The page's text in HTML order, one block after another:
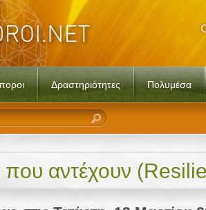
Δραστηριότητες Πολυμέσα
που αντέχουν